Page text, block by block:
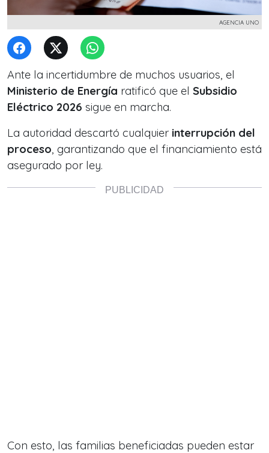
AGENCIA UNO
Ante la incertidumbre de muchos usuarios, el
Ministerio de Energía ratificó que el Subsidio
Eléctrico 2026 sigue en marcha.
La autoridad descartó cualquier interrupción del
proceso, garantizando que el financiamiento está
asegurado por ley.
Con esto, las familias beneficiadas pueden estar